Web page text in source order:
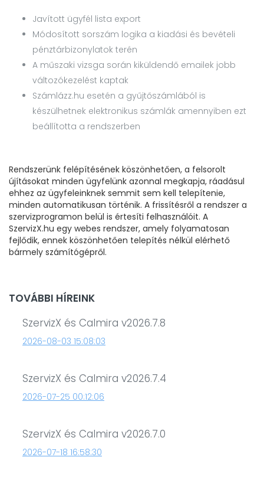
Javított ügyfél lista export
Módosított sorszám logika a kiadási és bevételi
pénztárbizonylatok terén
A műszaki vizsga során kiküldendő emailek jobb
változókezelést kaptak
Számlázz.hu esetén a gyűjtőszámlából is
készülhetnek elektronikus számlák amennyiben ezt
beállította a rendszerben
Rendszerünk felépítésének köszönhetően, a felsorolt
újításokat minden ügyfelünk azonnal megkapja, ráadásul
ehhez az ügyfeleinknek semmit sem kell telepítenie,
minden automatikusan történik. A frissítésről a rendszer a
szervizprogramon belül is értesíti felhasználóit. A
SzervizX.hu egy webes rendszer, amely folyamatosan
fejlődik, ennek köszönhetően telepítés nélkül elérhető
bármely számítógépről.
TOVÁBBI HÍREINK
SzervizX és Calmira v2026.7.8
2026-08-03 15:08:03
SzervizX és Calmira v2026.7.4
2026-07-25 00:12:06
SzervizX és Calmira v2026.7.0
2026-07-18 16:58:30